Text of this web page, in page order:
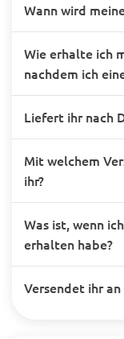
Wann wird
Wie erhalte ich
nachdem ich
Liefert ihr nach
Mit welchem
ihr?
Was ist, wenn
erhalten habe?
Versendet ihr